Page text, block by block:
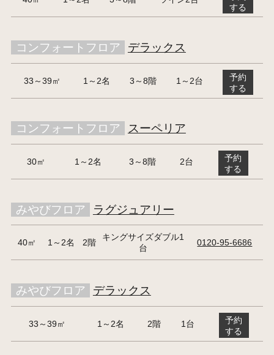
する
コンフォートフロア デラックス
33～39㎡ 1～2名 3～8階 1～2台
予約
する
コンフォートフロア スーペリア
30㎡ 1～2名 3～8階 2台
予約
する
みやびフロア ラグジュアリー
40㎡ 1～2名 2階
キングサイズダブル1
台
0120-95-6686
みやびフロア デラックス
33～39㎡ 1～2名 2階 1台
予約
する